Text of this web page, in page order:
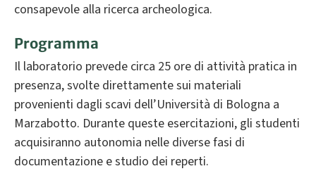
consapevole alla ricerca archeologica.
Programma
Il laboratorio prevede circa 25 ore di attività pratica in
presenza, svolte direttamente sui materiali
provenienti dagli scavi dell’Università di Bologna a
Marzabotto. Durante queste esercitazioni, gli studenti
acquisiranno autonomia nelle diverse fasi di
documentazione e studio dei reperti.